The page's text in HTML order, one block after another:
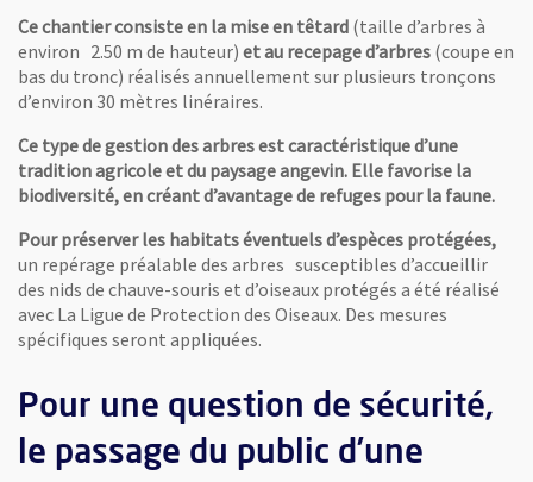
Ce chantier consiste en la mise en têtard (taille d’arbres à
environ 2.50 m de hauteur) et au recepage d’arbres (coupe en
bas du tronc) réalisés annuellement sur plusieurs tronçons
d’environ 30 mètres linéraires.
Ce type de gestion des arbres est caractéristique d’une
tradition agricole et du paysage angevin. Elle favorise la
biodiversité, en créant d’avantage de refuges pour la faune.
Pour préserver les habitats éventuels d’espèces protégées,
un repérage préalable des arbres susceptibles d’accueillir
des nids de chauve-souris et d’oiseaux protégés a été réalisé
avec La Ligue de Protection des Oiseaux. Des mesures
spécifiques seront appliquées.
Pour une question de sécurité,
le passage du public d’une